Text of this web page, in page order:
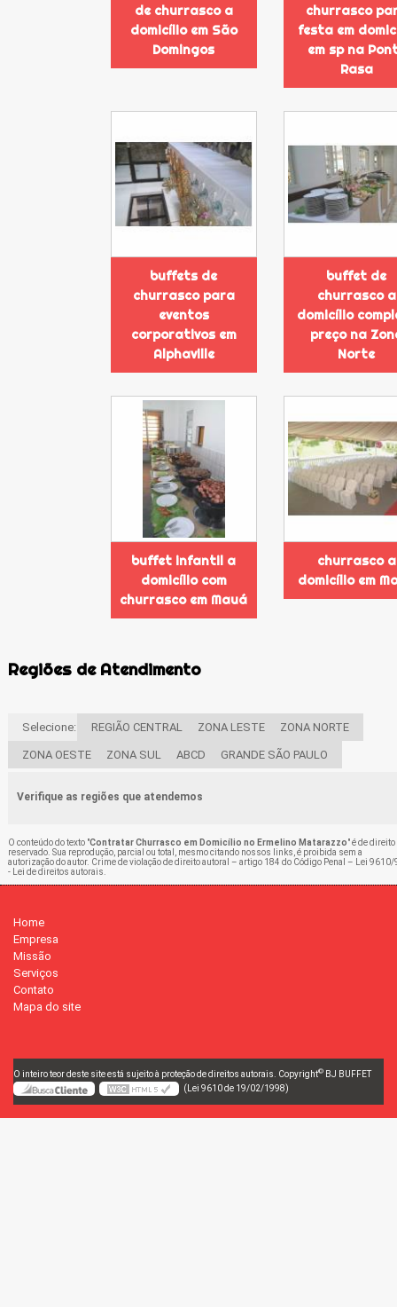
de churrasco a
domicílio em São
Domingos
churrasco
festa em
em sp na
Rasa
buffets de
churrasco para
eventos
corporativos em
Alphaville
buffet de
churrasco a
domicílio
preço na
Norte
buffet infantil a
domicílio com
churrasco em Mauá
churrasco a
domicílio em
Regiões de Atendimento
Selecione: REGIÃO CENTRAL ZONA LESTE ZONA NORTE
ZONA OESTE ZONA SUL ABCD GRANDE SÃO PAULO
Verifique as regiões que atendemos
O conteúdo do texto "Contratar Churrasco em Domicílio no Ermelino Matarazzo" é de direito
reservado. Sua reprodução, parcial ou total, mesmo citando nossos links, é proibida sem a
autorização do autor. Crime de violação de direito autoral – artigo 184 do Código Penal –
Lei 9610/
- Lei de direitos autorais
Home
Empresa
Missão
Serviços
Contato
Mapa do site
O inteiro teor deste site está sujeito à proteção de direitos autorais. Copyright© BJ BUFFET
(Lei 9610 de 19/02/1998)